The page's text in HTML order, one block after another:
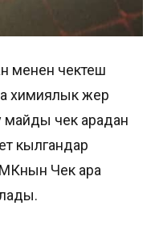
менен чектеш
химиялык жер
майды чек арадан
кылгандар
Чек ара